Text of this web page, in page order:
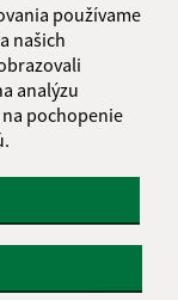
používame
našich
analýzu
pochopenie